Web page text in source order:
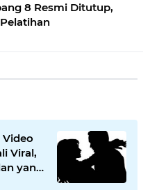
8 Resmi Ditutup,
Video
Viral,
yang